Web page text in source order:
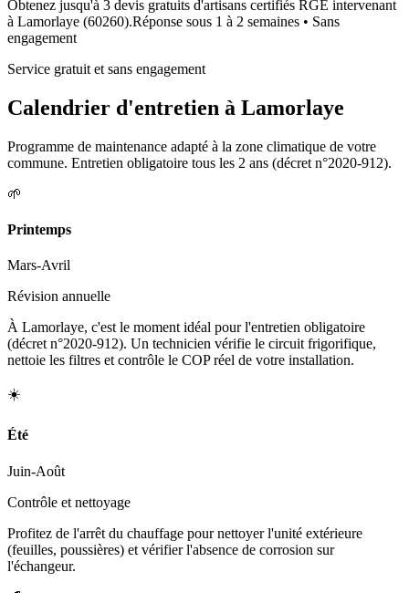
Obtenez jusqu'à 3 devis gratuits d'artisans certifiés RGE intervenant
à Lamorlaye (60260).Réponse sous 1 à 2 semaines • Sans
engagement
Service gratuit et sans engagement
Calendrier d'entretien à Lamorlaye
Programme de maintenance adapté à la zone climatique de votre
commune. Entretien obligatoire tous les 2 ans (décret n°2020-912).
🌱
Printemps
Mars-Avril
Révision annuelle
À Lamorlaye, c'est le moment idéal pour l'entretien obligatoire
(décret n°2020-912). Un technicien vérifie le circuit frigorifique,
nettoie les filtres et contrôle le COP réel de votre installation.
☀️
Été
Juin-Août
Contrôle et nettoyage
Profitez de l'arrêt du chauffage pour nettoyer l'unité extérieure
(feuilles, poussières) et vérifier l'absence de corrosion sur
l'échangeur.